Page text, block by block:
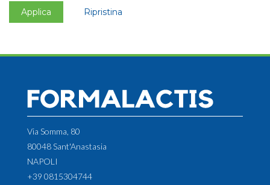
Applica Ripristina
Via Somma, 80
80048 Sant'Anastasia
NAPOLI
+39 0815304744